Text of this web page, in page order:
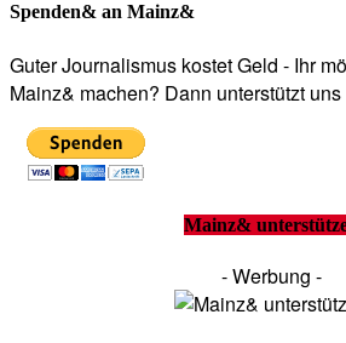
Spenden& an Mainz&
Guter Journalismus kostet Geld - Ihr
Mainz& machen? Dann unterstützt
Mainz&
- Werbung -